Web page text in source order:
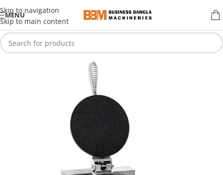
Skip to navigation
Skip to main content
MENU